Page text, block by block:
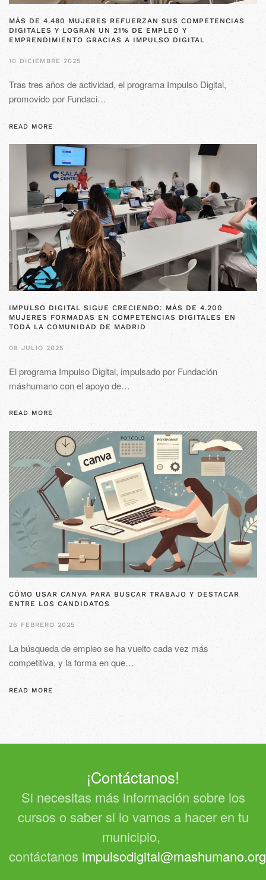
MÁS DE 4.480 MUJERES REFUERZAN SUS COMPETENCIAS
DIGITALES Y LOGRAN UN 21% DE EMPLEO Y
EMPRENDIMIENTO GRACIAS A IMPULSO DIGITAL
10 DICIEMBRE 2025
Tras tres años de actividad, el programa Impulso Digital,
promovido por Fundaci…
READ MORE
IMPULSO DIGITAL SIGUE CRECIENDO: MÁS DE 4.200
MUJERES FORMADAS EN COMPETENCIAS DIGITALES EN
TODA LA COMUNIDAD DE MADRID
08 JULIO 2025
El programa Impulso Digital, impulsado por Fundación
máshumano con el apoyo de…
READ MORE
CÓMO USAR CANVA PARA BUSCAR TRABAJO Y DESTACAR
ENTRE LOS CANDIDATOS
26 FEBRERO 2025
La búsqueda de empleo se ha vuelto cada vez más
competitiva, y la forma en que…
READ MORE
¡Contáctanos!
Si necesitas más información sobre los
cursos o saber si lo vamos a hacer en tu
municipio,
contáctanos impulsodigital@mashumano.org